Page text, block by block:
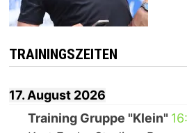
TRAININGSZEITEN
17. August 2026
Training Gruppe "Klein"